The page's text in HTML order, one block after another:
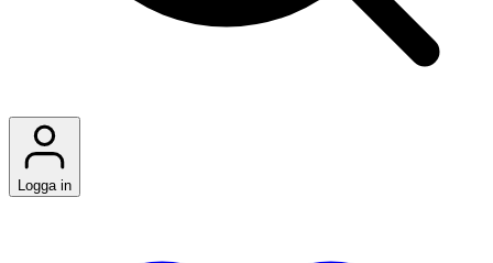
Logga in